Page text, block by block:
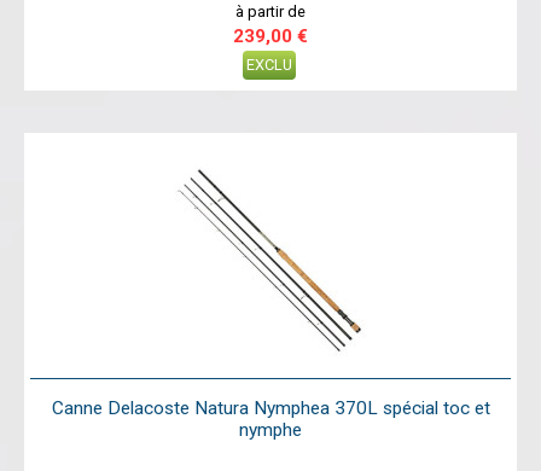
à partir de
239,00 €
EXCLU
Canne Delacoste Natura Nymphea 370L spécial toc et
nymphe